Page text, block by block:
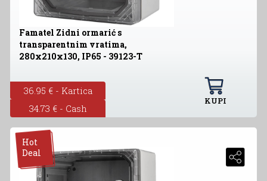
Famatel Zidni ormarić s
transparentnim vratima,
280x210x130, IP65 - 39123-T
36.95 € - Kartica
34.73 € - Cash
KUPI
Hot
Deal